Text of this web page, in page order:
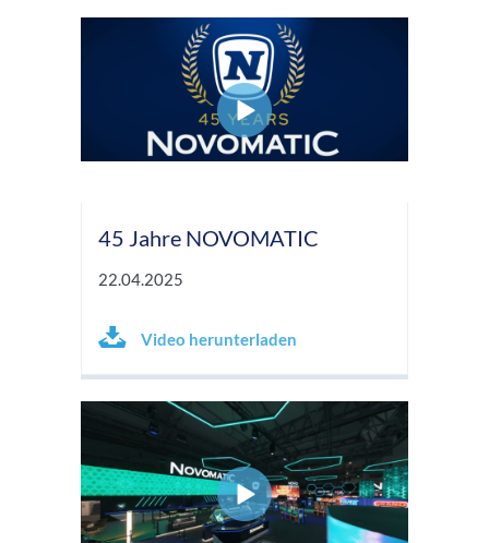
45 Jahre NOVOMATIC
22.04.2025
Video herunterladen